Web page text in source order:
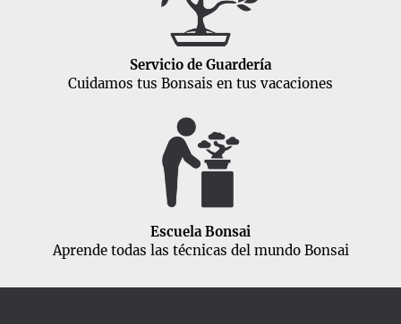
Servicio de Guardería
Cuidamos tus Bonsais en tus vacaciones
Escuela Bonsai
Aprende todas las técnicas del mundo Bonsai